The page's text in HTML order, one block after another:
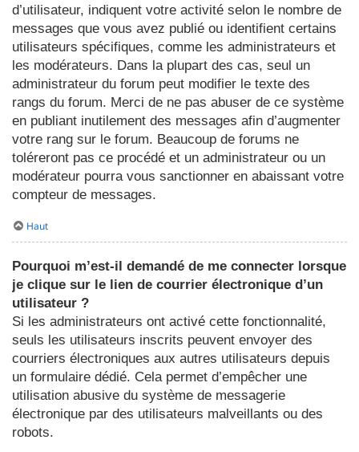
d’utilisateur, indiquent votre activité selon le nombre de
messages que vous avez publié ou identifient certains
utilisateurs spécifiques, comme les administrateurs et
les modérateurs. Dans la plupart des cas, seul un
administrateur du forum peut modifier le texte des
rangs du forum. Merci de ne pas abuser de ce système
en publiant inutilement des messages afin d’augmenter
votre rang sur le forum. Beaucoup de forums ne
toléreront pas ce procédé et un administrateur ou un
modérateur pourra vous sanctionner en abaissant votre
compteur de messages.
Haut
Pourquoi m’est-il demandé de me connecter lorsque
je clique sur le lien de courrier électronique d’un
utilisateur ?
Si les administrateurs ont activé cette fonctionnalité,
seuls les utilisateurs inscrits peuvent envoyer des
courriers électroniques aux autres utilisateurs depuis
un formulaire dédié. Cela permet d’empêcher une
utilisation abusive du système de messagerie
électronique par des utilisateurs malveillants ou des
robots.